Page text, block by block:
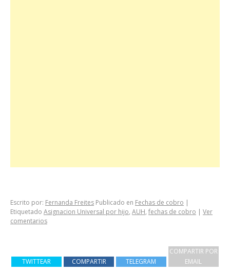
Escrito por: Fernanda Freites Publicado en Fechas de cobro |
Etiquetado Asignacion Universal por hijo, AUH, fechas de cobro | Ver
comentarios
TWITTEAR COMPARTIR TELEGRAM
COMPARTIR POR
EMAIL